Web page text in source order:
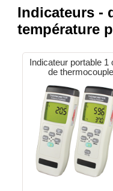
Indicateurs -
température
Indicateur portable 1
de